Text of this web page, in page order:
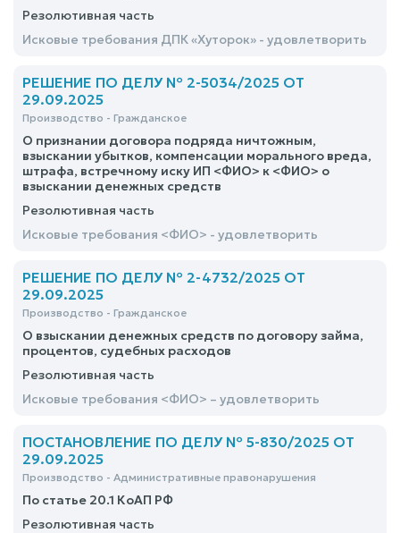
Резолютивная часть
Исковые требования ДПК «Хуторок» - удовлетворить
РЕШЕНИЕ ПО ДЕЛУ № 2-5034/2025 ОТ
29.09.2025
Производство - Гражданское
О признании договора подряда ничтожным,
взыскании убытков, компенсации морального вреда,
штрафа, встречному иску ИП <ФИО> к <ФИО> о
взыскании денежных средств
Резолютивная часть
Исковые требования <ФИО> - удовлетворить
РЕШЕНИЕ ПО ДЕЛУ № 2-4732/2025 ОТ
29.09.2025
Производство - Гражданское
О взыскании денежных средств по договору займа,
процентов, судебных расходов
Резолютивная часть
Исковые требования <ФИО> – удовлетворить
ПОСТАНОВЛЕНИЕ ПО ДЕЛУ № 5-830/2025 ОТ
29.09.2025
Производство - Административные правонарушения
По статье 20.1 КоАП РФ
Резолютивная часть